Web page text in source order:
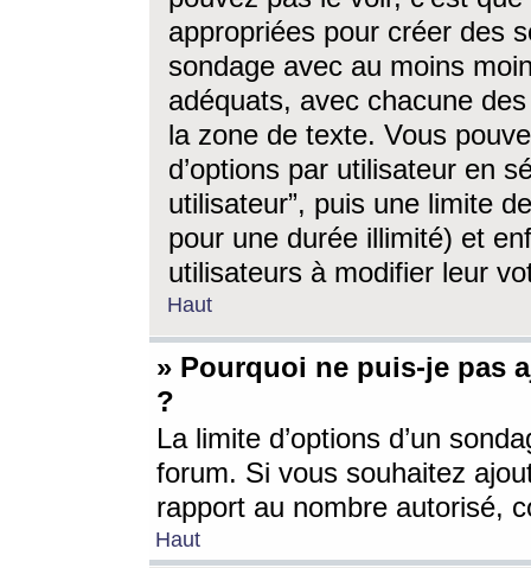
appropriées pour créer des
sondage avec au moins
adéquats, avec chacune
la zone de texte. Vous
d’options par utilisateur en
utilisateur”, puis une limite
pour une durée illimité) et
utilisateurs à modifier leur
Haut
» Pourquoi ne puis-je pas
?
La limite d’options d’un
forum. Si vous souhaitez
rapport au nombre autorisé,
Haut